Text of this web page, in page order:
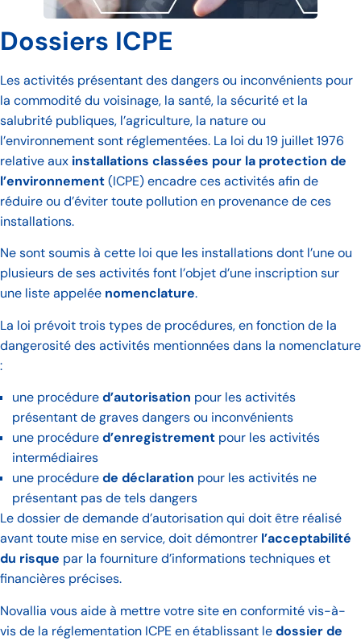
Dossiers ICPE
Les activités présentant des dangers ou inconvénients pour
la commodité du voisinage, la santé, la sécurité et la
salubrité publiques, l’agriculture, la nature ou
l’environnement sont réglementées. La loi du 19 juillet 1976
relative aux installations classées pour la protection de
l’environnement(ICPE) encadre ces activités afin de
réduire ou d’éviter toute pollution en provenance de ces
installations.
Ne sont soumis à cette loi que les installations dont l’une ou
plusieurs de ses activités font l’objet d’une inscription sur
une liste appelée nomenclature.
La loi prévoit trois types de procédures, en fonction de la
dangerosité des activités mentionnées dans la nomenclature
:
une procédured’autorisation pour les activités
présentant de graves dangers ou inconvénients
une procédured’enregistrement pour les activités
intermédiaires
une procédurede déclaration pour les activités ne
présentant pas de tels dangers
Le dossier de demande d’autorisation qui doit être réalisé
avant toute mise en service, doit démontrer l’acceptabilité
du risque par la fourniture d’informations techniques et
financières précises.
Novallia vous aide à mettre votre site en conformité vis-à-
vis de la réglementation ICPE en établissant ledossier de